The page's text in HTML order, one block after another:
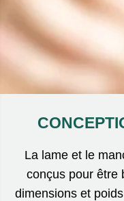
La lame et le
conçus pour être
dimensions et